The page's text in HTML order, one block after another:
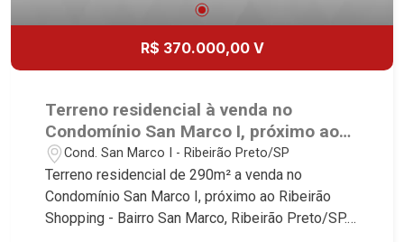
R$ 370.000,00 V
Terreno residencial à venda no
Condomínio San Marco I, próximo ao
Ribeirão Shopping - Ribeirão Preto/SP.
Cond. San Marco I - Ribeirão Preto/SP
Terreno residencial de 290m² a venda no
Condomínio San Marco I, próximo ao Ribeirão
Shopping - Bairro San Marco, Ribeirão Preto/SP.